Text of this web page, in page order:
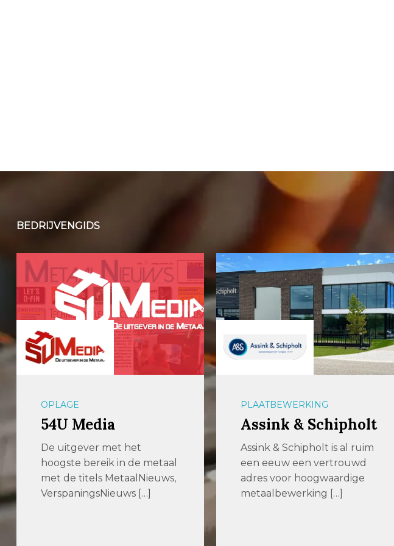
BEDRIJVENGIDS
OPLAGE
54U Media
De uitgever met het
hoogste bereik in de metaal
met de titels MetaalNieuws,
VerspaningsNieuws […]
PLAATBEWERKING
Assink & Schipholt
Assink & Schipholt is al ruim
een eeuw een vertrouwd
adres voor hoogwaardige
metaalbewerking […]